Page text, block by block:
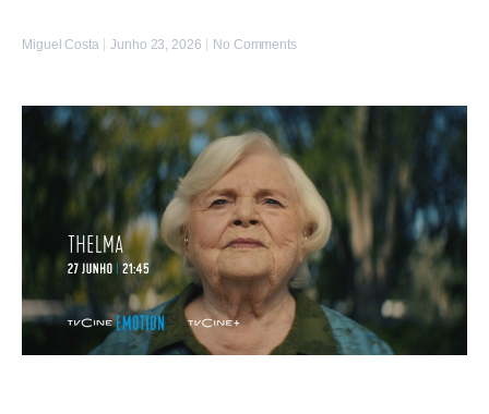
Miguel Costa Junho 23, 2026 No Comments